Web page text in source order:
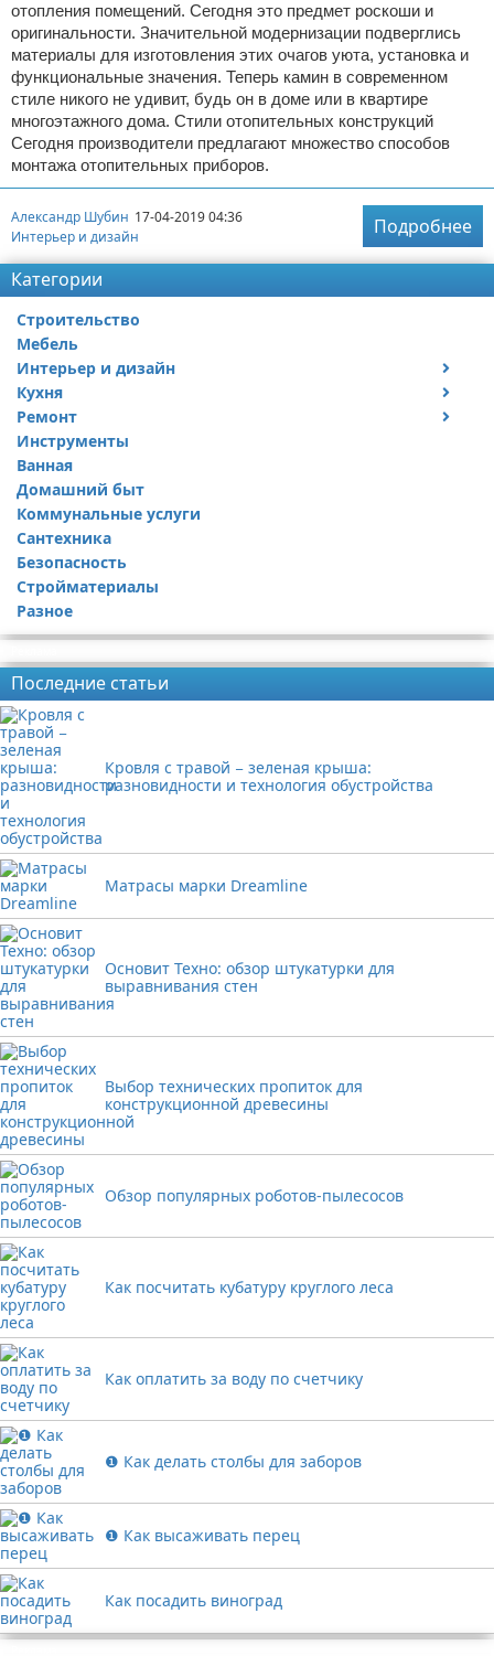
отопления помещений. Сегодня это предмет роскоши и
оригинальности. Значительной модернизации подверглись
материалы для изготовления этих очагов уюта, установка и
функциональные значения. Теперь камин в современном
стиле никого не удивит, будь он в доме или в квартире
многоэтажного дома. Стили отопительных конструкций
Сегодня производители предлагают множество способов
монтажа отопительных приборов.
Александр Шубин 17-04-2019 04:36
Интерьер и дизайн
Подробнее
Категории
Строительство
Мебель
Интерьер и дизайн
Дизайн дачи
Дизайн квартиры
Кухня
Посуда
Ремонт
Ремонт дачи
Ремонт квартиры
Инструменты
Ванная
Домашний быт
Коммунальные услуги
Сантехника
Безопасность
Стройматериалы
Разное
Последние статьи
Кровля с травой − зеленая крыша:
разновидности и технология обустройства
Матрасы марки Dreamline
Основит Техно: обзор штукатурки для
выравнивания стен
Выбор технических пропиток для
конструкционной древесины
Обзор популярных роботов-пылесосов
Как посчитать кубатуру круглого леса
Как оплатить за воду по счетчику
❶ Как делать столбы для заборов
❶ Как высаживать перец
Как посадить виноград